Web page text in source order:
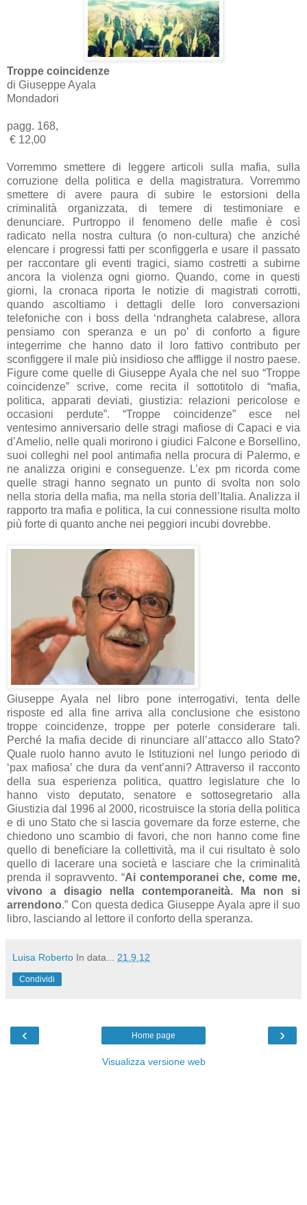
Troppe coincidenze
di Giuseppe Ayala
Mondadori
pagg. 168,
€ 12,00
Vorremmo smettere di leggere articoli sulla mafia, sulla
corruzione della politica e della magistratura. Vorremmo
smettere di avere paura di subire le estorsioni della
criminalità organizzata, di temere di testimoniare e
denunciare. Purtroppo il fenomeno delle mafie è così
radicato nella nostra cultura (o non-cultura) che anziché
elencare i progressi fatti per sconfiggerla e usare il passato
per raccontare gli eventi tragici, siamo costretti a subirne
ancora la violenza ogni giorno. Quando, come in questi
giorni, la cronaca riporta le notizie di magistrati corrotti,
quando ascoltiamo i dettagli delle loro conversazioni
telefoniche con i boss della ‘ndrangheta calabrese, allora
pensiamo con speranza e un po’ di conforto a figure
integerrime che hanno dato il loro fattivo contributo per
sconfiggere il male più insidioso che affligge il nostro paese.
Figure come quelle di Giuseppe Ayala che nel suo “Troppe
coincidenze” scrive, come recita il sottotitolo di “mafia,
politica, apparati deviati, giustizia: relazioni pericolose e
occasioni perdute”. “Troppe coincidenze” esce nel
ventesimo anniversario delle stragi mafiose di Capaci e via
d’Amelio, nelle quali morirono i giudici Falcone e Borsellino,
suoi colleghi nel pool antimafia nella procura di Palermo, e
ne analizza origini e conseguenze. L’ex pm ricorda come
quelle stragi hanno segnato un punto di svolta non solo
nella storia della mafia, ma nella storia dell’Italia. Analizza il
rapporto tra mafia e politica, la cui connessione risulta molto
più forte di quanto anche nei peggiori incubi dovrebbe.
Giuseppe Ayala nel libro pone interrogativi, tenta delle
risposte ed alla fine arriva alla conclusione che esistono
troppe coincidenze, troppe per poterle considerare tali.
Perché la mafia decide di rinunciare all’attacco allo Stato?
Quale ruolo hanno avuto le Istituzioni nel lungo periodo di
‘pax mafiosa’ che dura da vent’anni? Attraverso il racconto
della sua esperienza politica, quattro legislature che lo
hanno visto deputato, senatore e sottosegretario alla
Giustizia dal 1996 al 2000, ricostruisce la storia della politica
e di uno Stato che si lascia governare da forze esterne, che
chiedono uno scambio di favori, che non hanno come fine
quello di beneficiare la collettività, ma il cui risultato è solo
quello di lacerare una società e lasciare che la criminalità
prenda il sopravvento. “Ai contemporanei che, come me,
vivono a disagio nella contemporaneità. Ma non si
arrendono.” Con questa dedica Giuseppe Ayala apre il suo
libro, lasciando al lettore il conforto della speranza.
Luisa Roberto In data... 21.9.12
Condividi
‹ ›
Home page
Visualizza versione web